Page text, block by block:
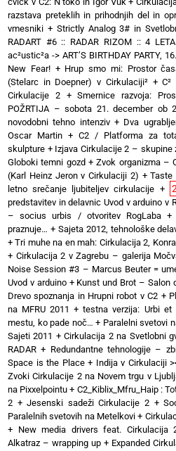
razstava preteklih in prihodnjih del in
vmesniki + Strictly Analog 3# in
RADART #6 :: RADAR RIZOM :: 4 LETA
ac²ustic²a -> ART’S BIRTHDAY PARTY,
New Fear!+ Hrup smo mi: Prostor
(Stelarc in Doepner) v Cirkulaciji²+C²
Cirkulacije 2+Smernice razvoja:
POŽRTIJA – sobota 21. december ob
novodobni tehno intenziv+ Dva
Oscar Martin + C2 / Platforma za
skulpture + Izjava Cirkulacije 2 – skupine
Globoki temni gozd +Zvok organizma –
(Karl Heinz Jeron v Cirkulaciji 2) +Taste
letno srečanje ljubiteljev cirkulacije +
predstavitev in delavnic Uvod v arduino v
– socius urbis / otvoritev RogLaba +
praznuje… + Sajeta 2012, tehnološke
+Tri muhe na en mah: Cirkulacija 2,
+ Cirkulacija 2 v Zagrebu – galerija
Noise Session #3 – Marcus Beuter =
Uvod v arduino+ Kunst und Brot – Salon
Drevo spoznanja in Hrupni robot v C2 +
na MFRU 2011 +testna verzija: Urbi
mestu, ko pade noč… + Paralelni svetovi
Sajeti 2011 +Cirkulacija 2 na Svetlobni
RADAR + Redundantne tehnologije –
Space is the Place+ Indija v Cirkulaciji
Zvoki Cirkulacije 2 na Novem trgu v
na Pixxelpointu + C2_Kiblix_Mfru_Haip :
2 +Jesenski sadeži Cirkulacije 2+
Paralelnih svetovih na Metelkovi+
+ New media drivers feat. Cirkulacija
Alkatraz – wrapping up + Expanded